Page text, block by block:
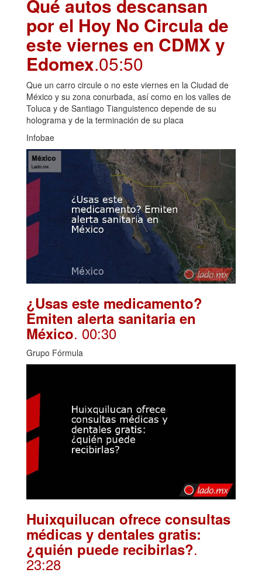
Qué autos descansan
por el Hoy No Circula de
este viernes en CDMX y
Edomex.05:50
Que un carro circule o no este viernes en la Ciudad de
México y su zona conurbada, así como en los valles de
Toluca y de Santiago Tianguistenco depende de su
holograma y de la terminación de su placa
Infobae
¿Usas este medicamento?
Emiten alerta sanitaria en
México. 00:30
Grupo Fórmula
Huixquilucan ofrece consultas
médicas y dentales gratis:
¿quién puede recibirlas?.
23:28